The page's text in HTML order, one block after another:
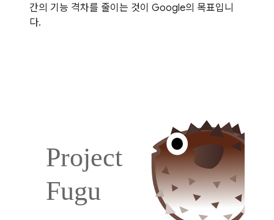
간의 기능 격차를 줄이는 것이 Google의 목표입니
다.